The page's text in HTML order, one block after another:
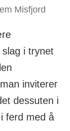
Misfjord
i trynet
inviterer
dessuten i
ferd med å